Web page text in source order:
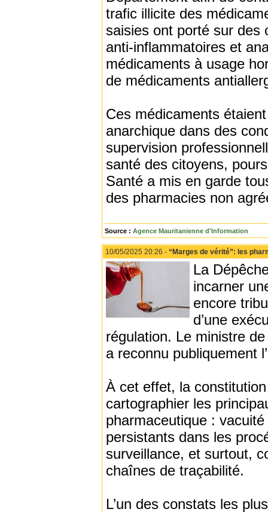
trafic illicite des
saisies ont porté sur des
anti-inflammatoires et
médicaments à usage
de médicaments
Ces médicaments
anarchique dans des
supervision
santé des citoyens,
Santé a mis en garde
des pharmacies non
Source : Agence Mauritanienne d'Information
10/05/2025 20:26 - “Marges de vérité”: les
La
incarner
encore
d’une
régulation. Le ministre
a reconnu publiquement
À cet effet, la
cartographier les
pharmaceutique :
persistants dans les
surveillance, et surtout,
chaînes de traçabilité.
L’un des constats les